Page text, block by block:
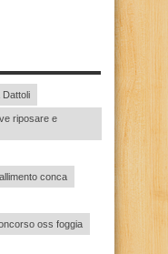
Dattoli
riposare e
conca
oss foggia